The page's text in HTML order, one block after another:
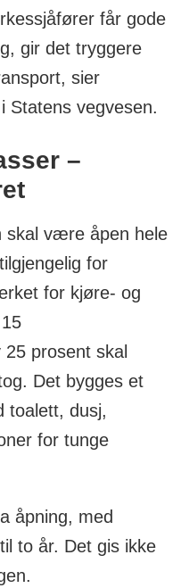
får gode
gir det tryggere
sier
Statens vegvesen.
–
skal være åpen hele
for
for kjøre- og
prosent skal
Det bygges et
toalett, dusj,
for tunge
åpning, med
to år. Det gis ikke